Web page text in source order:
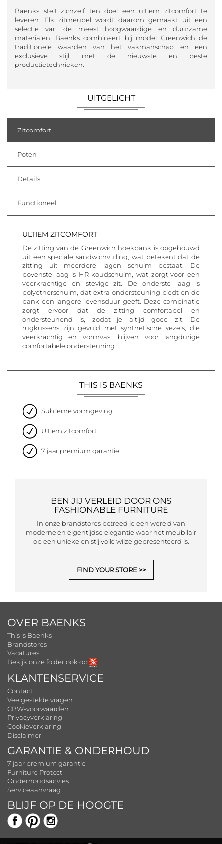
Baenks stelt zichzelf ten doel een ultiem zitcomfort te
leveren. Elk zitmeubel wordt daarom gemaakt uit een
selectie van de meest hoogwaardige en duurzame
materialen. Baenks combineert bij model Greenwich de
traditionele waarden van het vakmanschap en een
exclusieve stijl met de nieuwste en beste
productietechnieken.
UITGELICHT
Zitcomfort
Poten
Details
Functioneel
ULTIEM ZITCOMFORT
De zitting van de Greenwich hoekbank is opgebouwd
uit een speciale sandwichvulling, wat betekent dat de
zitting uit meerdere lagen schuim bestaat. De
bovenste laag is HR-koudschuim, wat zorgt voor een
veerkrachtige en stevige zit. De onderste laag is
polyetherschuim, dat extra ondersteuning biedt en de
bank een langere levensduur geeft. Deze combinatie
zorgt ervoor dat de zitting comfortabel en
ondersteunend is, zodat je altijd goed zit. De
rugkussens zijn gevuld met synthetische vezels, die
veerkrachtig en vormvast blijven voor langdurige
comfortabele ondersteuning.
THIS IS BAENKS
Sublieme vormgeving
Ultiem zitcomfort
7 jaar premium garantie
BEN JIJ VERLEID DOOR ONS
FASHIONABLE FURNITURE
In onze brandstores betreed je een wereld van
moderne en eigentijdse elegantie waar het meubilair
op een unieke en stijlvolle wijze gepresenteerd is.
FIND YOUR STORE
OVER BAENKS
This is Baenks
Brandstores
Vacatures
Bekijk onze folder ook op
KLANTENSERVICE
Contact
Veelgestelde vragen
CBW-voorwaarden
Privacyverklaring
Cookieverklaring
Disclaimer
GARANTIE & ONDERHOUD
7 jaar premium garantie
Furniture Protect
Onderhoudsadvies
Serviceaanvraag
BLIJF OP DE HOOGTE